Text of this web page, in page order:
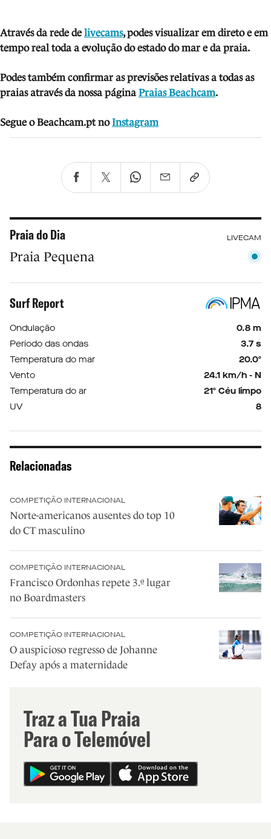
Através da rede delivecams, podes visualizar em direto e em
tempo real toda a evolução do estado do mar e da praia.
Podes também confirmar as previsões relativas a todas as
praias através da nossa páginaPraias Beachcam.
Segue o Beachcam.pt no Instagram
Praia do Dia LIVECAM
Praia Pequena
Surf Report
Ondulação
0.8 m
Período das ondas
3.7 s
Temperatura do mar
20.0º
Vento
24.1 km/h - N
Temperatura do ar
21º Céu limpo
UV
8
Relacionadas
COMPETIÇÃO INTERNACIONAL
Norte-americanos ausentes do top 10
do CT masculino
COMPETIÇÃO INTERNACIONAL
Francisco Ordonhas repete 3.º lugar
no Boardmasters
COMPETIÇÃO INTERNACIONAL
O auspicioso regresso de Johanne
Defay após a maternidade
Traz a Tua Praia
Para o Telemóvel